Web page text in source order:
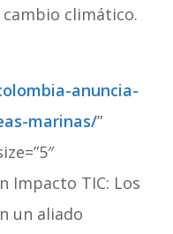
climático.
anuncia-
marinas/”
Impacto TIC: Los
un aliado